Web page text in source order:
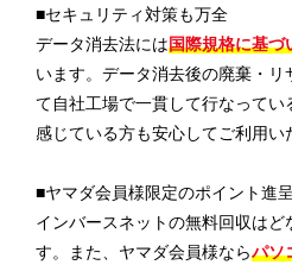
■セキュリティ対策も万全
データ消去法には国際規格に基づ
います。データ消去後の廃棄・
て自社工場で一貫して行なってい
感じている方も安心してご利用い
■ヤマダ会員様限定のポイント進呈
インバースネットの無料回収はど
す。また、ヤマダ会員様ならパソ